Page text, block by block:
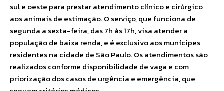
sul e oeste para prestar atendimento clínico e cirúrgico
aos animais de estimação. O serviço, que funciona de
segunda a sexta-feira, das 7h às 17h, visa atender a
população de baixa renda, e é exclusivo aos munícipes
residentes na cidade de São Paulo. Os atendimentos são
realizados conforme disponibilidade de vaga e com
priorização dos casos de urgência e emergência, que